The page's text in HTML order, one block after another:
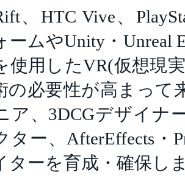
、HTC Vive、
ームやUnity・Unreal
使用したVR(仮想現
の必要性が高まって
ア、3DCGデザイナ
ター、AfterEffects・
ターを育成・確保し